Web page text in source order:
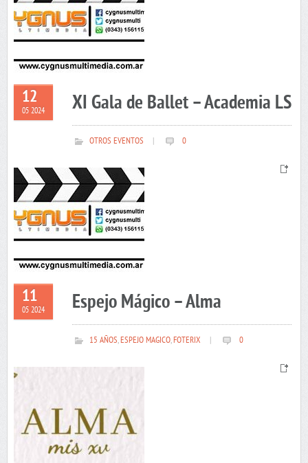
12
05 2024 XI Gala de Ballet – Academia LS
OTROS EVENTOS 0
11
05 2024 Espejo Mágico – Alma
15 AÑOS,ESPEJO MAGICO,FOTERIX 0